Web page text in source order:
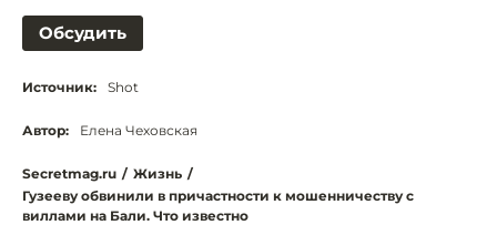
Обсудить
Источник: Shot
Автор: Елена Чеховская
Secretmag.ru / Жизнь /
Гузееву обвинили в причастности к мошенничеству с
виллами на Бали. Что известно